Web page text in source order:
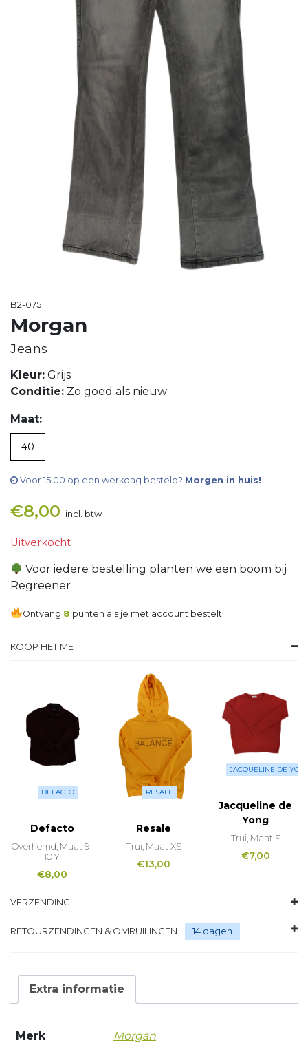
B2-075
Morgan
Jeans
Kleur: Grijs
Conditie: Zo goed als nieuw
Maat:
40
Voor 15:00 op een werkdag besteld? Morgen in huis!
€8,00 incl. btw
Uitverkocht
Voor iedere bestelling planten we een boom bij
Regreener
Ontvang 8 punten als je met account bestelt.
KOOP HET MET
DEFACTO
Defacto
Overhemd, Maat 9-
10 Y
€8,00
RESALE
Resale
Trui, Maat XS
€13,00
JACQUELINE DE
Jacqueline de
Yong
Trui, Maat S
€7,00
VERZENDING
RETOURZENDINGEN & OMRUILINGEN 14 dagen
Extra informatie
Merk Morgan